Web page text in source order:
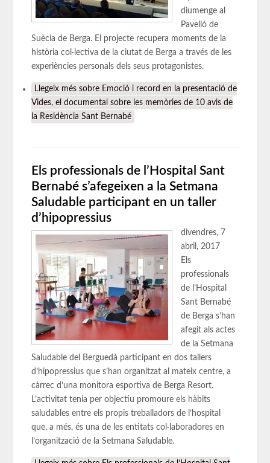
diumenge al
Pavelló de
Suècia de Berga. El projecte recupera moments de la
història col·lectiva de la ciutat de Berga a través de les
experiències personals dels seus protagonistes.
Llegeix més sobre Emoció i record en la presentació de
Vides, el documental sobre les memòries de 10 avis de
la Residència Sant Bernabé
Els professionals de l’Hospital Sant
Bernabé s’afegeixen a la Setmana
Saludable participant en un taller
d’hipopressius
divendres, 7
abril, 2017
Els
professionals
de l’Hospital
Sant Bernabé
de Berga s’han
afegit als actes
de la Setmana
Saludable del Berguedà participant en dos tallers
d’hipopressius que s’han organitzat al mateix centre, a
càrrec d’una monitora esportiva de Berga Resort.
L’activitat tenia per objectiu promoure els hàbits
saludables entre els propis treballadors de l’hospital
que, a més, és una de les entitats col·laboradores en
l’organització de la Setmana Saludable.